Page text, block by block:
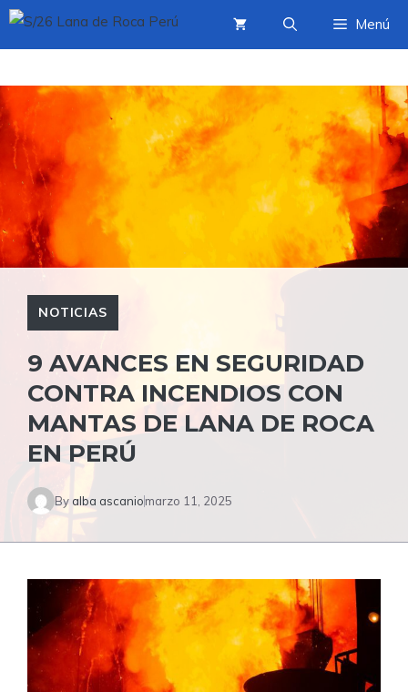
Saltar
Menú
NOTICIAS
9 AVANCES EN SEGURIDAD
CONTRA INCENDIOS CON
MANTAS DE LANA DE ROCA
EN PERÚ
By alba ascaniomarzo 11, 2025